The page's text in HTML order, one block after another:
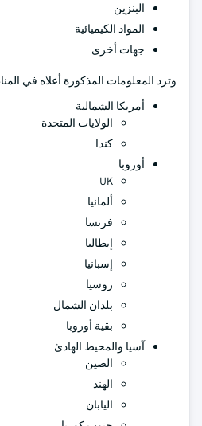
البنزين
المواد الكيميائية
جهات أخرى
وترد المعلومات المذكورة أعلاه في
أمريكا الشمالية
الولايات المتحدة
كندا
أوروبا
UK
ألمانيا
فرنسا
إيطاليا
إسبانيا
روسيا
بلدان الشمال
بقية أوروبا
آسيا والمحيط الهادئ
الصين
الهند
اليابان